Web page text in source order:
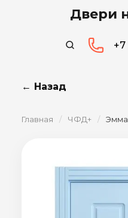
Двери
+7
← Назад
Главная / ЧФД+ / Эмма